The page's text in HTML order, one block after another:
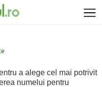
a alege cel mai potrivit
numelui pentru